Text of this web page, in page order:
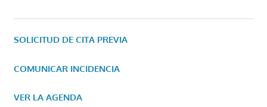
SOLICITUD DE CITA PREVIA
COMUNICAR INCIDENCIA
VER LA AGENDA